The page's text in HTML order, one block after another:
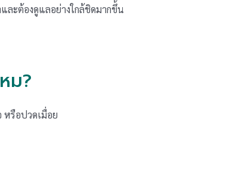
ละต้องดูแลอย่างใกล้ชิดมากขึ้น
ม?
หรือปวดเมื่อย